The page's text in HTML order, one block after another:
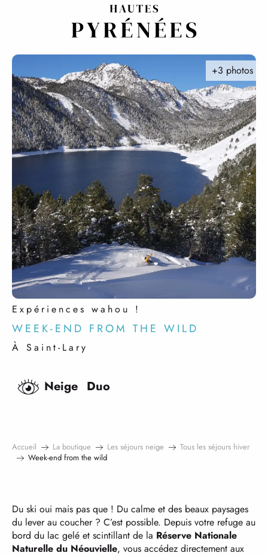
Expériences wahou !
WEEK-END FROM THE WILD
À Saint-Lary
+3 photos
Neige Duo
Accueil La boutique Les séjours neige
Tous les séjours hiver
Week-end from the wild
Du ski oui mais pas que ! Du calme et des beaux paysages
du lever au coucher ? C’est possible. Depuis votre refuge au
bord du lac gelé et scintillant de la Réserve Nationale
Naturelle du Néouvielle, vous accédez directement aux